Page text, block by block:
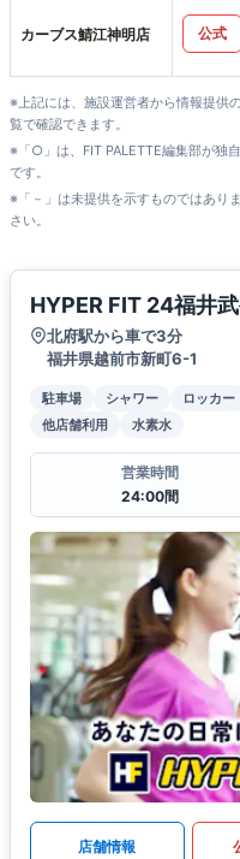
カーブス鯖江神明店 公式
※上記には、施設運営者から情報提供
覧で確認できます。
※「○」は、FIT PALETTE編集部が独
です。
※「－」は未提供を示すものではあり
さい。
HYPER FIT 24福井
北府駅から車で3分
福井県越前市新町6-1
駐車場 シャワー ロッカー
他店舗利用
水素水
営業時間
24:00間
店舗情報